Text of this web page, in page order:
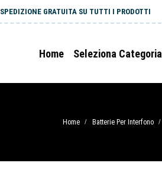
SPEDIZIONE GRATUITA SU TUTTI I PRODOTTI
Home Seleziona Categoria
Home / Batterie Per Interfono /